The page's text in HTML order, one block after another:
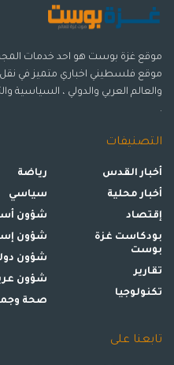
موقع فلسطيني اخباري متميز في
والعالم العربي والدولي ، السياسية
.
التصنيفات
أخبار القدس
أخبار محلية
إقتصاد
بودكاست غزة
بوست
تقارير
تكنولوجيا
رياضة
سياسي
شؤون
شؤون
شؤون
شؤون
صحة
تابعنا على